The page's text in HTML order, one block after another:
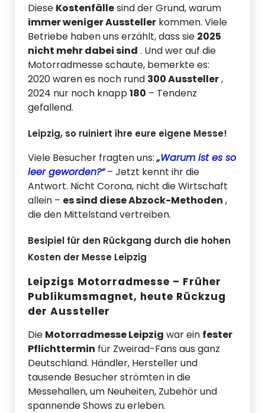
Diese Kostenfällesind der Grund, warum
immer weniger Aussteller kommen. Viele
Betriebe haben uns erzählt, dass sie 2025
nicht mehr dabei sind . Und wer auf die
Motorradmesse schaute, bemerkte es:
2020 waren es noch rund 300 Aussteller,
2024 nur noch knapp180 – Tendenz
gefallend.
Leipzig, so ruiniert ihre eure eigene Messe!
Viele Besucher fragten uns:„Warum ist es so
leer geworden?“– Jetzt kennt ihr die
Antwort. Nicht Corona, nicht die Wirtschaft
allein – es sind diese Abzock-Methoden ,
die den Mittelstand vertreiben.
Besipiel für den Rückgang durch die hohen
Kosten der Messe Leipzig
Leipzigs Motorradmesse – Früher
Publikumsmagnet, heute Rückzug
der Aussteller
Die Motorradmesse Leipzig war ein fester
Pflichttermin für Zweirad-Fans aus ganz
Deutschland. Händler, Hersteller und
tausende Besucher strömten in die
Messehallen, um Neuheiten, Zubehör und
spannende Shows zu erleben.